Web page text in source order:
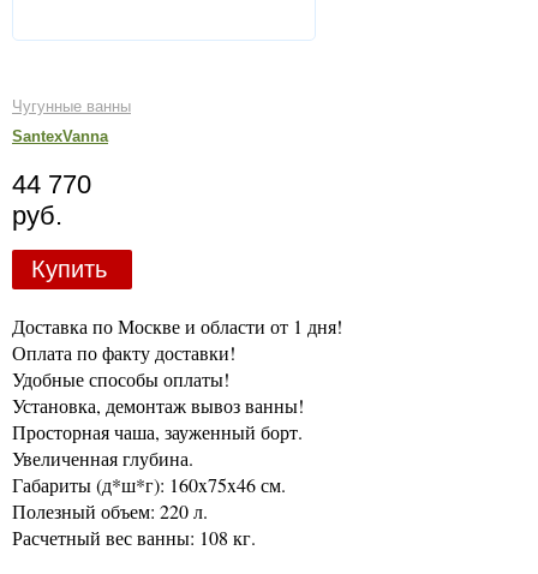
Чугунные ванны
SantexVanna
44 770
руб.
Купить
Доставка по Москве и области от 1 дня!
Оплата по факту доставки!
Удобные способы оплаты!
Установка, демонтаж вывоз ванны!
Просторная чаша, зауженный борт.
Увеличенная глубина.
Габариты (д*ш*г): 160x75x46 см.
Полезный объем: 220 л.
Расчетный вес ванны: 108 кг.